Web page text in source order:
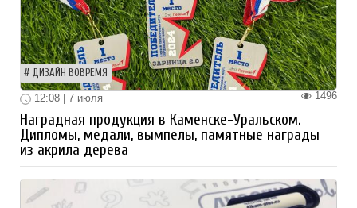
ДИЗАЙН ВОВРЕМЯ
1496
12:08 | 7 июля
Наградная продукция в Каменске-Уральском.
Дипломы, медали, вымпелы, памятные награды
из акрила дерева